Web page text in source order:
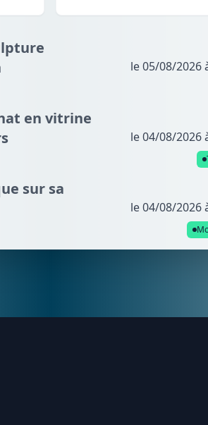
le 05/08/2026
en vitrine
le 04/08/2026
sur sa
le 04/08/2026